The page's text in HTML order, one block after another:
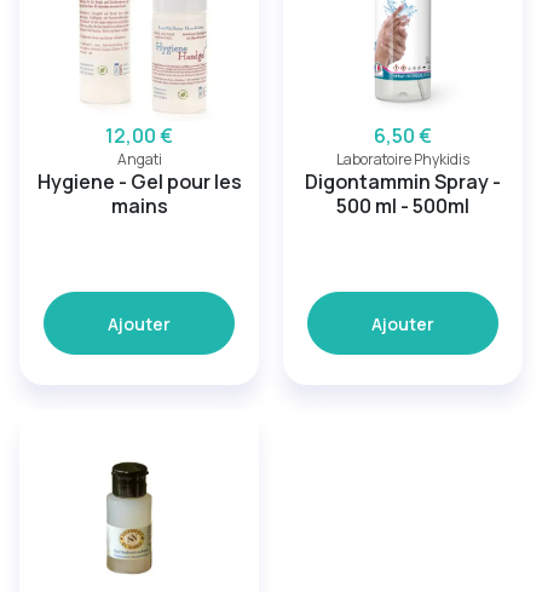
12,00 €
Angati
Hygiene - Gel pour les
mains
Ajouter
6,50 €
Laboratoire Phykidis
Digontammin Spray -
500 ml - 500ml
Ajouter